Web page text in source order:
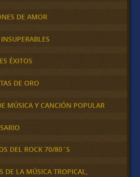
DE AMOR
ÉXITOS
DE ORO
MÚSICA Y CANCIÓN POPULAR
DEL ROCK 70/80´S
DE LA MÚSICA TROPICAL,